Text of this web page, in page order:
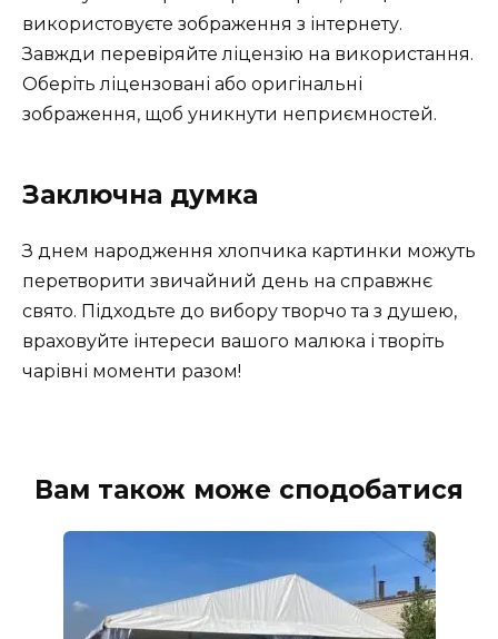
використовуєте зображення з інтернету.
Завжди перевіряйте ліцензію на використання.
Оберіть ліцензовані або оригінальні
зображення, щоб уникнути неприємностей.
Заключна думка
З днем народження хлопчика картинки можуть
перетворити звичайний день на справжнє
свято. Підходьте до вибору творчо та з душею,
враховуйте інтереси вашого малюка і творіть
чарівні моменти разом!
Вам також може сподобатися